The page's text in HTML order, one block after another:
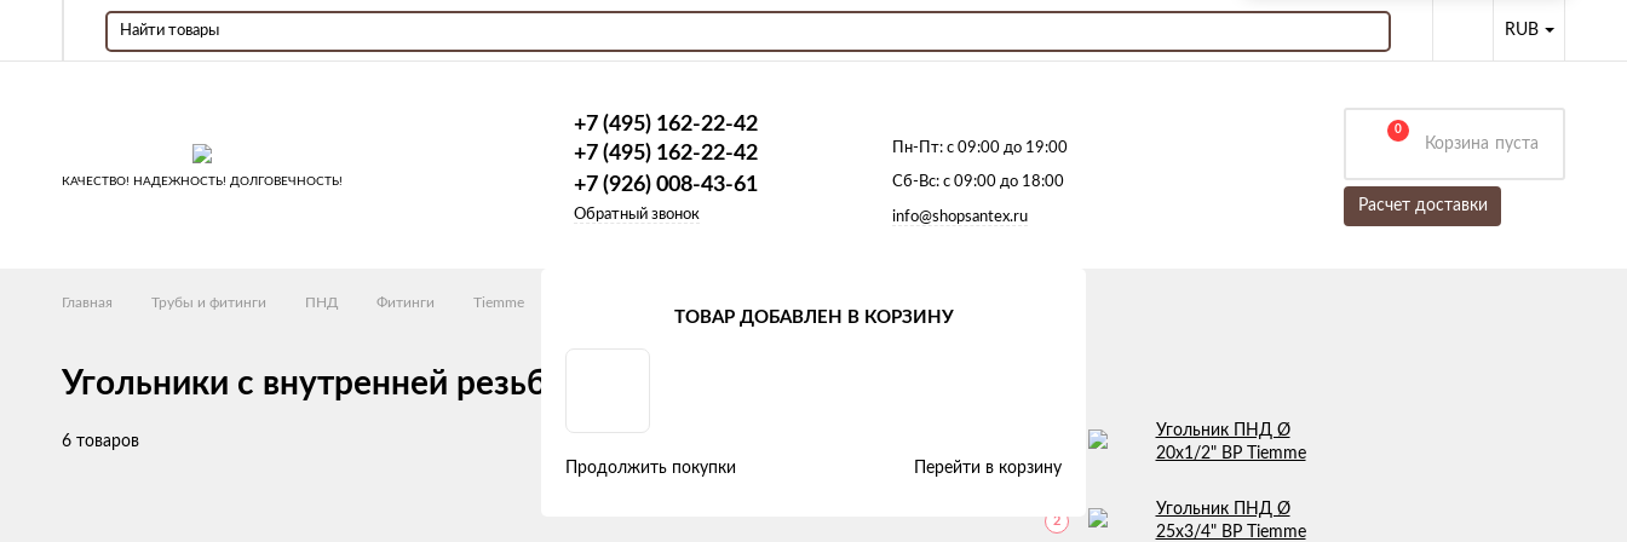
RUB
КАЧЕСТВО! НАДЕЖНОСТЬ! ДОЛГОВЕЧНОСТЬ!
+7 (495) 162-22-42
+7 (495) 162-22-42
+7 (926) 008-43-61
Обратный звонок
Пн-Пт:с 09:00 до 19:00
Сб-Вс:с 09:00 до 18:00
info@shopsantex.ru
0
Корзина пуста
Расчет доставки
Главная Трубы и фитинги ПНД Фитинги Tiemme
Угольники с внутренней резьбой ПНД Tiemme
6 товаров
Угольник ПНД Ø
20х1/2" ВР Tiemme
2
Угольник ПНД Ø
25х3/4" ВР Tiemme
ТОВАР ДОБАВЛЕН В КОРЗИНУ
Продолжить покупки Перейти в корзину